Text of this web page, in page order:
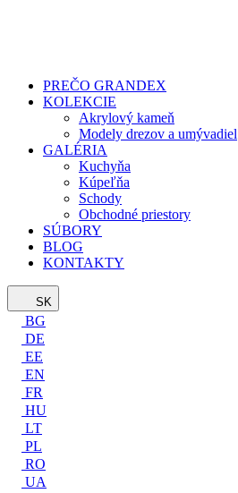
PREČO GRANDEX
KOLEKCIE
Akrylový kameň
Modely drezov a umývadiel
GALÉRIA
Kuchyňa
Kúpeľňa
Schody
Obchodné priestory
SÚBORY
BLOG
KONTAKTY
SK
BG
DE
EE
EN
FR
HU
LT
PL
RO
UA